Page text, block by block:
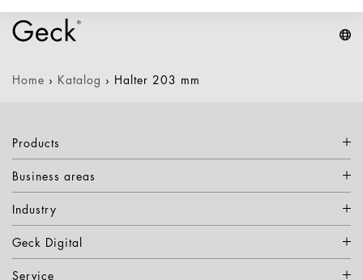
Home › Katalog › Halter 203 mm
Products
Business areas
Industry
Geck Digital
Service